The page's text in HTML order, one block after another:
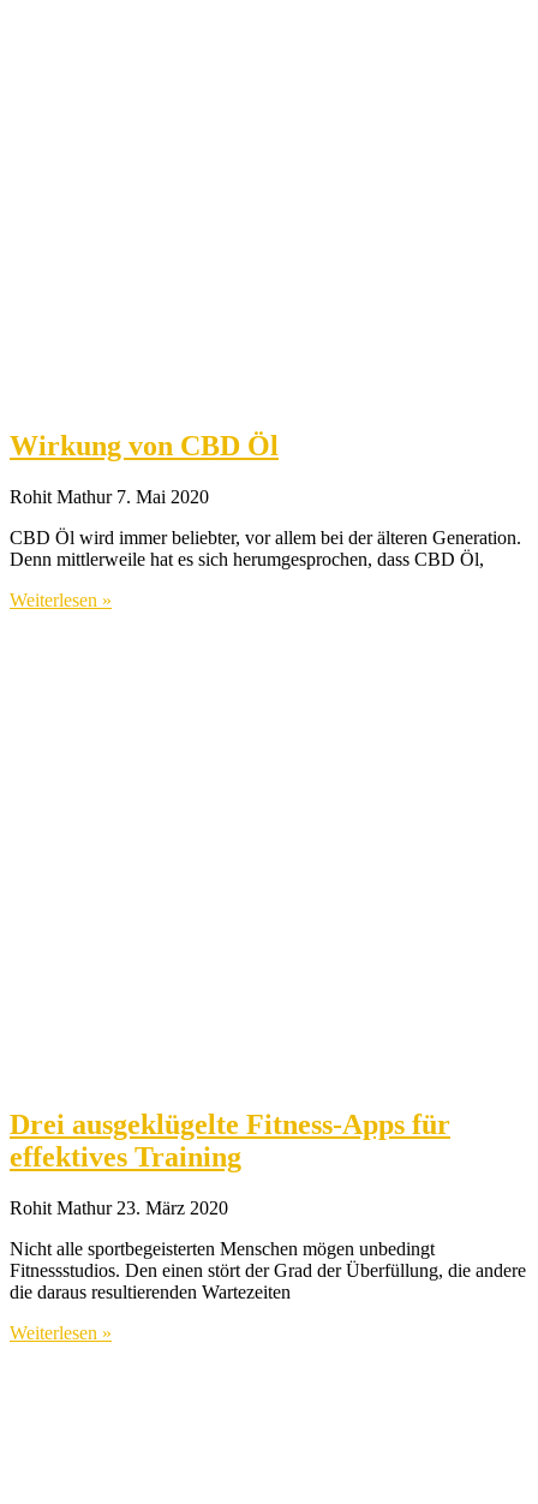
Wirkung von CBD Öl
Rohit Mathur 7. Mai 2020
CBD Öl wird immer beliebter, vor allem bei der älteren Generation.
Denn mittlerweile hat es sich herumgesprochen, dass CBD Öl,
Weiterlesen »
Drei ausgeklügelte Fitness-Apps für
effektives Training
Rohit Mathur 23. März 2020
Nicht alle sportbegeisterten Menschen mögen unbedingt
Fitnessstudios. Den einen stört der Grad der Überfüllung, die andere
die daraus resultierenden Wartezeiten
Weiterlesen »